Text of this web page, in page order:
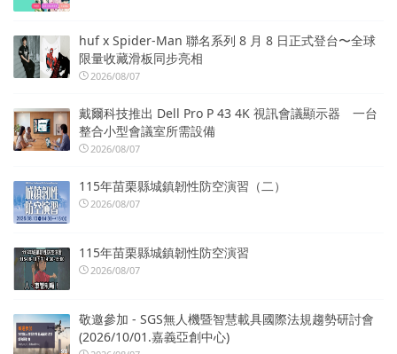
huf x Spider-Man 聯名系列 8 月 8 日正式登台〜全球
限量收藏滑板同步亮相
2026/08/07
戴爾科技推出 Dell Pro P 43 4K 視訊會議顯示器 一台
整合小型會議室所需設備
2026/08/07
115年苗栗縣城鎮韌性防空演習（二）
2026/08/07
115年苗栗縣城鎮韌性防空演習
2026/08/07
敬邀參加 - SGS無人機暨智慧載具國際法規趨勢研討會
(2026/10/01.嘉義亞創中心)